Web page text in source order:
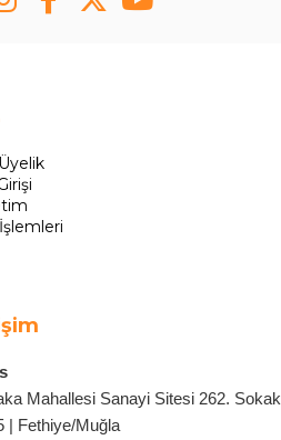
Mahallesi Sanayi Sitesi 262. Sokak
| Fethiye/Muğla